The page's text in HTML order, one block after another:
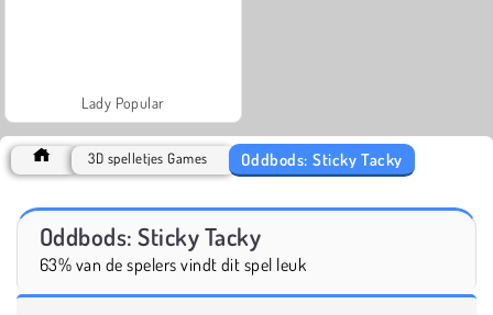
Lady Popular
3D spelletjes Games Oddbods: Sticky Tacky
Oddbods: Sticky Tacky
63% van de spelers vindt dit spel leuk